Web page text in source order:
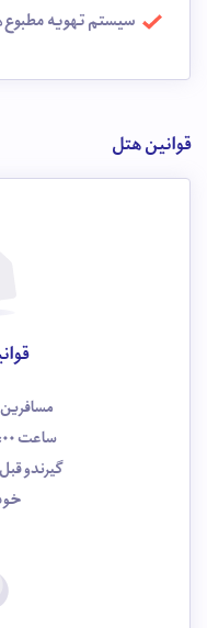
سیستم تهویه مطبوع
قوانین هتل
مسافرین